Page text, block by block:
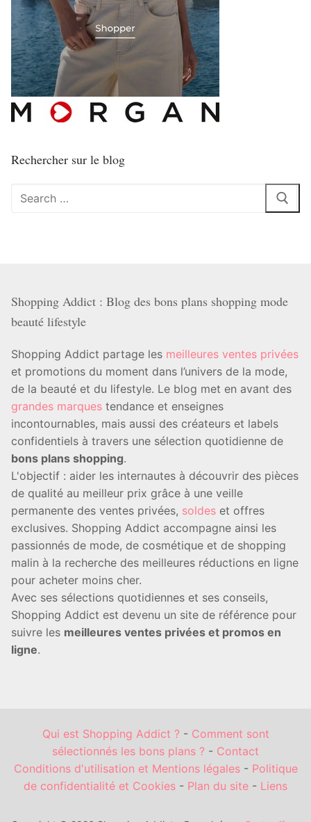
Rechercher sur le blog
Rechercher
Shopping Addict : Blog des bons plans shopping mode
beauté lifestyle
Shopping Addict partage les meilleures ventes privées
et promotions du moment dans l’univers de la mode,
de la beauté et du lifestyle. Le blog met en avant des
grandes marques tendance et enseignes
incontournables, mais aussi des créateurs et labels
confidentiels à travers une sélection quotidienne de
bons plans shopping.
L'objectif : aider les internautes à découvrir des pièces
de qualité au meilleur prix grâce à une veille
permanente des ventes privées, soldes et offres
exclusives. Shopping Addict accompagne ainsi les
passionnés de mode, de cosmétique et de shopping
malin à la recherche des meilleures réductions en ligne
pour acheter moins cher.
Avec ses sélections quotidiennes et ses conseils,
Shopping Addict est devenu un site de référence pour
suivre les meilleures ventes privées et promos en
ligne.
Qui est Shopping Addict ?- Comment sont
sélectionnés les bons plans ? - Contact
Conditions d'utilisation et Mentions légales- Politique
de confidentialité et Cookies - Plan du site - Liens